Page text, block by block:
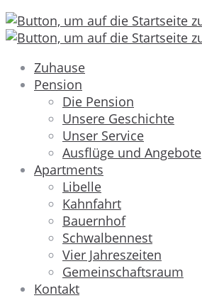
Zuhause
Pension
Die Pension
Unsere Geschichte
Unser Service
Ausflüge und Angebote
Apartments
Libelle
Kahnfahrt
Bauernhof
Schwalbennest
Vier Jahreszeiten
Gemeinschaftsraum
Kontakt